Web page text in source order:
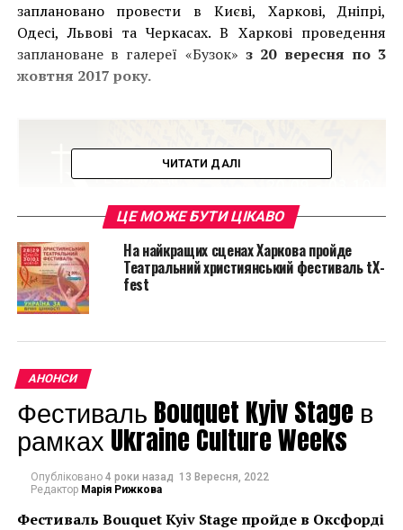
заплановано провести в Києві, Харкові, Дніпрі,
Одесі, Львові та Черкасах. В Харкові проведення
заплановане в галереї «Бузок» з 20 вересня по 3
жовтня 2017 року.
ЧИТАТИ ДАЛІ
ЦЕ МОЖЕ БУТИ ЦІКАВО
На найкращих сценах Харкова пройде
Театральний християнський фестиваль tX-
fest
АНОНСИ
Фестиваль Bouquet Kyiv Stage в
рамках Ukraine Culture Weeks
Опубліковано 4 роки назад 13 Вересня, 2022
Редактор Марія Рижкова
Фестиваль Bouquet Kyiv Stage пройде в Оксфорді